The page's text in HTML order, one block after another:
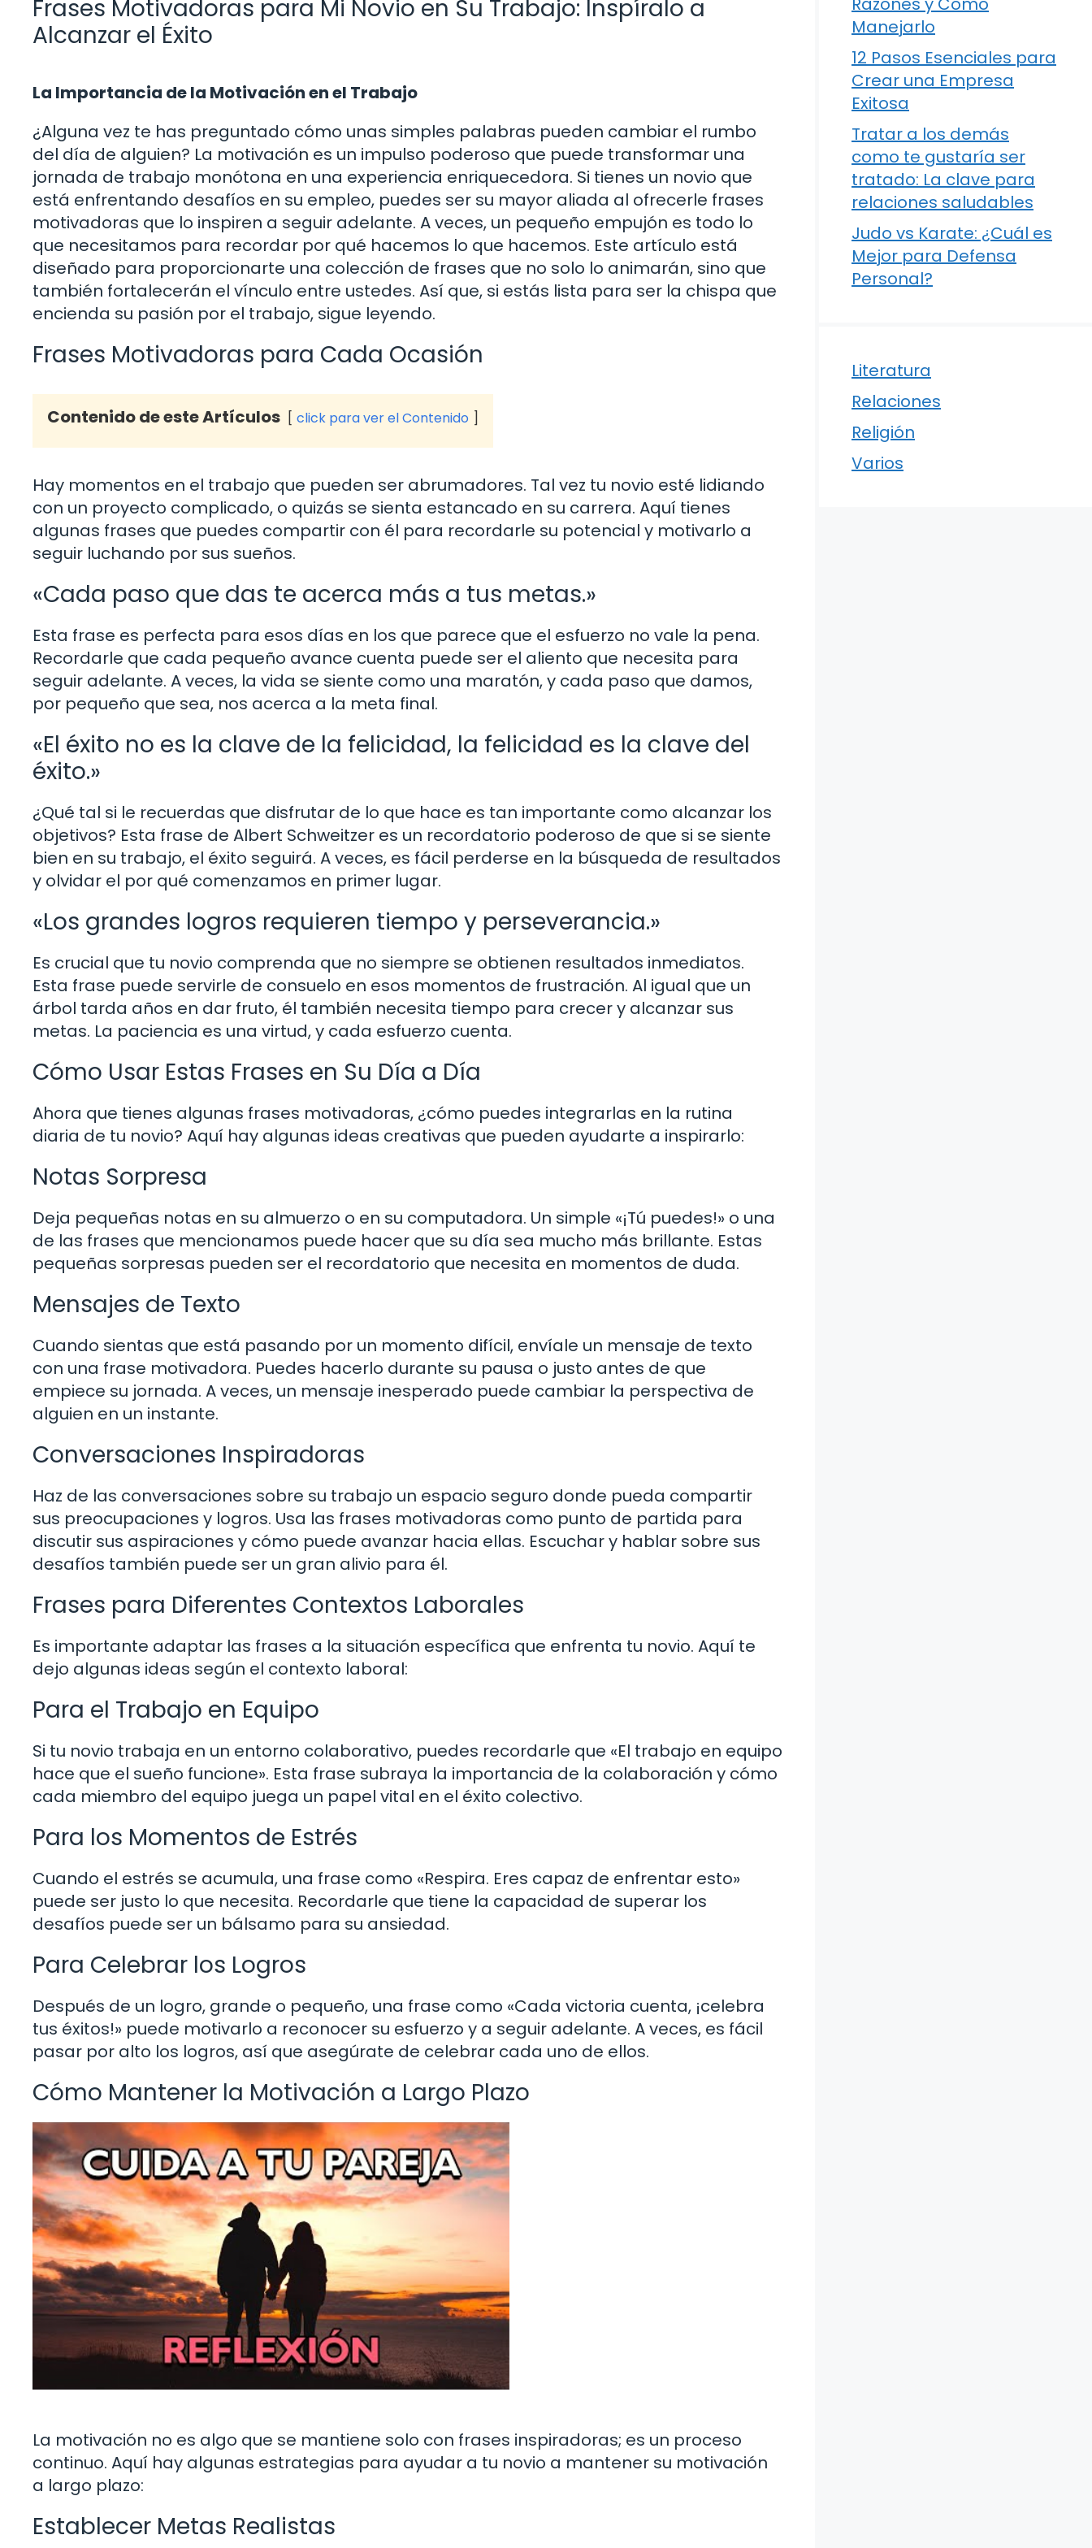
Frases Motivadoras para Mi Novio en Su Trabajo: Inspíralo a
Alcanzar el Éxito
La Importancia de la Motivación en el Trabajo
¿Alguna vez te has preguntado cómo unas simples palabras pueden cambiar el rumbo
del día de alguien? La motivación es un impulso poderoso que puede transformar una
jornada de trabajo monótona en una experiencia enriquecedora. Si tienes un novio que
está enfrentando desafíos en su empleo, puedes ser su mayor aliada al ofrecerle frases
motivadoras que lo inspiren a seguir adelante. A veces, un pequeño empujón es todo lo
que necesitamos para recordar por qué hacemos lo que hacemos. Este artículo está
diseñado para proporcionarte una colección de frases que no solo lo animarán, sino que
también fortalecerán el vínculo entre ustedes. Así que, si estás lista para ser la chispa que
encienda su pasión por el trabajo, sigue leyendo.
Frases Motivadoras para Cada Ocasión
Contenido de este Artículos click para ver el Contenido
Hay momentos en el trabajo que pueden ser abrumadores. Tal vez tu novio esté lidiando
con un proyecto complicado, o quizás se sienta estancado en su carrera. Aquí tienes
algunas frases que puedes compartir con él para recordarle su potencial y motivarlo a
seguir luchando por sus sueños.
«Cada paso que das te acerca más a tus metas.»
Esta frase es perfecta para esos días en los que parece que el esfuerzo no vale la pena.
Recordarle que cada pequeño avance cuenta puede ser el aliento que necesita para
seguir adelante. A veces, la vida se siente como una maratón, y cada paso que damos,
por pequeño que sea, nos acerca a la meta final.
«El éxito no es la clave de la felicidad, la felicidad es la clave del
éxito.»
¿Qué tal si le recuerdas que disfrutar de lo que hace es tan importante como alcanzar los
objetivos? Esta frase de Albert Schweitzer es un recordatorio poderoso de que si se siente
bien en su trabajo, el éxito seguirá. A veces, es fácil perderse en la búsqueda de resultados
y olvidar el por qué comenzamos en primer lugar.
«Los grandes logros requieren tiempo y perseverancia.»
Es crucial que tu novio comprenda que no siempre se obtienen resultados inmediatos.
Esta frase puede servirle de consuelo en esos momentos de frustración. Al igual que un
árbol tarda años en dar fruto, él también necesita tiempo para crecer y alcanzar sus
metas. La paciencia es una virtud, y cada esfuerzo cuenta.
Cómo Usar Estas Frases en Su Día a Día
Ahora que tienes algunas frases motivadoras, ¿cómo puedes integrarlas en la rutina
diaria de tu novio? Aquí hay algunas ideas creativas que pueden ayudarte a inspirarlo:
Notas Sorpresa
Deja pequeñas notas en su almuerzo o en su computadora. Un simple «¡Tú puedes!» o una
de las frases que mencionamos puede hacer que su día sea mucho más brillante. Estas
pequeñas sorpresas pueden ser el recordatorio que necesita en momentos de duda.
Mensajes de Texto
Cuando sientas que está pasando por un momento difícil, envíale un mensaje de texto
con una frase motivadora. Puedes hacerlo durante su pausa o justo antes de que
empiece su jornada. A veces, un mensaje inesperado puede cambiar la perspectiva de
alguien en un instante.
Conversaciones Inspiradoras
Haz de las conversaciones sobre su trabajo un espacio seguro donde pueda compartir
sus preocupaciones y logros. Usa las frases motivadoras como punto de partida para
discutir sus aspiraciones y cómo puede avanzar hacia ellas. Escuchar y hablar sobre sus
desafíos también puede ser un gran alivio para él.
Frases para Diferentes Contextos Laborales
Es importante adaptar las frases a la situación específica que enfrenta tu novio. Aquí te
dejo algunas ideas según el contexto laboral:
Para el Trabajo en Equipo
Si tu novio trabaja en un entorno colaborativo, puedes recordarle que «El trabajo en equipo
hace que el sueño funcione». Esta frase subraya la importancia de la colaboración y cómo
cada miembro del equipo juega un papel vital en el éxito colectivo.
Para los Momentos de Estrés
Cuando el estrés se acumula, una frase como «Respira. Eres capaz de enfrentar esto»
puede ser justo lo que necesita. Recordarle que tiene la capacidad de superar los
desafíos puede ser un bálsamo para su ansiedad.
Para Celebrar los Logros
Después de un logro, grande o pequeño, una frase como «Cada victoria cuenta, ¡celebra
tus éxitos!» puede motivarlo a reconocer su esfuerzo y a seguir adelante. A veces, es fácil
pasar por alto los logros, así que asegúrate de celebrar cada uno de ellos.
Cómo Mantener la Motivación a Largo Plazo
La motivación no es algo que se mantiene solo con frases inspiradoras; es un proceso
continuo. Aquí hay algunas estrategias para ayudar a tu novio a mantener su motivación
a largo plazo:
Establecer Metas Realistas
Manejarlo
12 Pasos Esenciales para
Crear una Empresa
Exitosa
Tratar a los demás
como te gustaría ser
tratado: La clave para
relaciones saludables
Judo vs Karate: ¿Cuál es
Mejor para Defensa
Personal?
Literatura
Relaciones
Religión
Varios